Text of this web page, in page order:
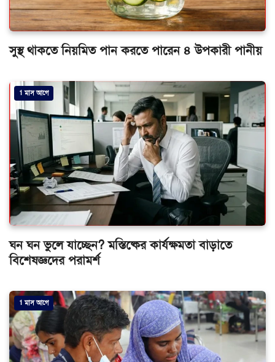
সুস্থ থাকতে নিয়মিত পান করতে পারেন ৪ উপকারী পানীয়
1 মাস আগে
ঘন ঘন ভুলে যাচ্ছেন? মস্তিষ্কের কার্যক্ষমতা বাড়াতে
বিশেষজ্ঞদের পরামর্শ
1 মাস আগে